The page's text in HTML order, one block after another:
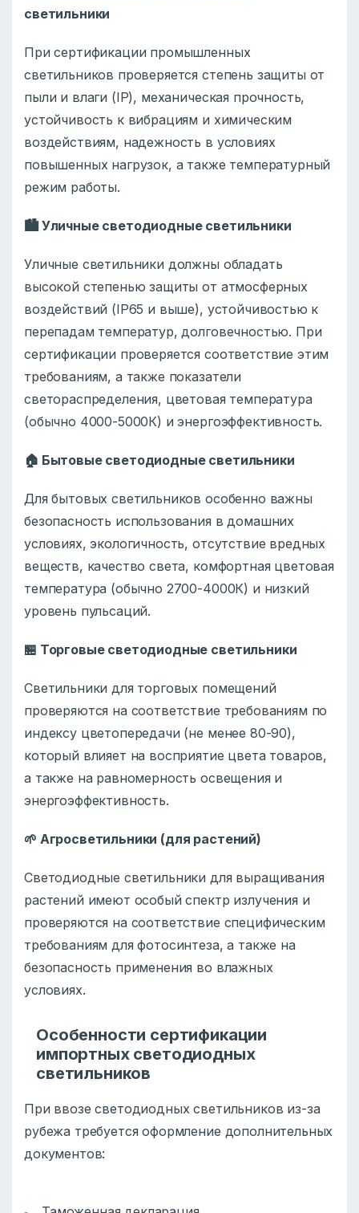
светильники
При сертификации промышленных
светильников проверяется степень защиты от
пыли и влаги (IP), механическая прочность,
устойчивость к вибрациям и химическим
воздействиям, надежность в условиях
повышенных нагрузок, а также температурный
режим работы.
🏙️Уличные светодиодные светильники
Уличные светильники должны обладать
высокой степенью защиты от атмосферных
воздействий (IP65 и выше), устойчивостью к
перепадам температур, долговечностью. При
сертификации проверяется соответствие этим
требованиям, а также показатели
светораспределения, цветовая температура
(обычно 4000-5000К) и энергоэффективность.
🏠 Бытовые светодиодные светильники
Для бытовых светильников особенно важны
безопасность использования в домашних
условиях, экологичность, отсутствие вредных
веществ, качество света, комфортная цветовая
температура (обычно 2700-4000К) и низкий
уровень пульсаций.
🏪 Торговые светодиодные светильники
Светильники для торговых помещений
проверяются на соответствие требованиям по
индексу цветопередачи (не менее 80-90),
который влияет на восприятие цвета товаров,
а также на равномерность освещения и
энергоэффективность.
🌱 Агросветильники (для растений)
Светодиодные светильники для выращивания
растений имеют особый спектр излучения и
проверяются на соответствие специфическим
требованиям для фотосинтеза, а также на
безопасность применения во влажных
условиях.
Особенности сертификации
импортных светодиодных
светильников
При ввозе светодиодных светильников из-за
рубежа требуется оформление дополнительных
документов: